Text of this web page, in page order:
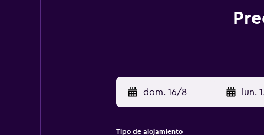
dom. 16/8 - lun.
Tipo de alojamiento